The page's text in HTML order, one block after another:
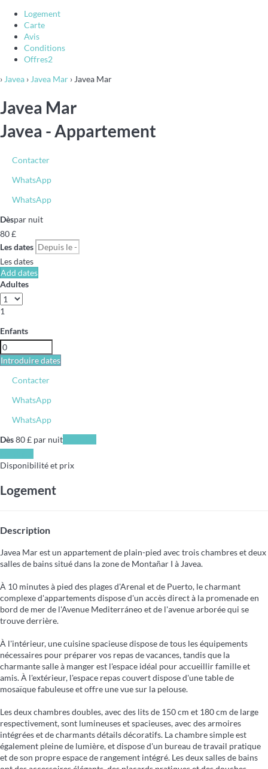
Logement
Carte
Avis
Conditions
Offres2
› Javea › Javea Mar › Javea Mar
Javea Mar
Javea -Appartement
Contacter
WhatsApp
WhatsApp
Dèspar nuit
80£
Les dates
Les dates
Add dates
Adultes
1
Enfants
Introduire dates
Contacter
WhatsApp
WhatsApp
Dès80£ par nuit
Disponibilité et prix
Logement
Description
Javea Mar est un appartement de plain-pied avec trois chambres et deux
salles de bains situé dans la zone de Montañar I à Javea.
À 10 minutes à pied des plages d'Arenal et de Puerto, le charmant
complexe d'appartements dispose d'un accès direct à la promenade en
bord de mer de l'Avenue Mediterráneo et de l'avenue arborée qui se
trouve derrière.
À l'intérieur, une cuisine spacieuse dispose de tous les équipements
nécessaires pour préparer vos repas de vacances, tandis que la
charmante salle à manger est l'espace idéal pour accueillir famille et
amis. À l'extérieur, l'espace repas couvert dispose d'une table de
mosaïque fabuleuse et offre une vue sur la pelouse.
Les deux chambres doubles, avec des lits de 150 cm et 180 cm de large
respectivement, sont lumineuses et spacieuses, avec des armoires
intégrées et de charmants détails décoratifs. La chambre simple est
également pleine de lumière, et dispose d'un bureau de travail pratique
et de son propre espace de rangement intégré. Les deux salles de bains